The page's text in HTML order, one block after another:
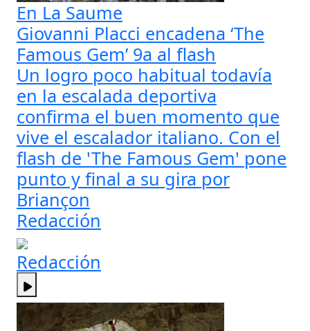
En La Saume
Giovanni Placci encadena ‘The
Famous Gem’ 9a al flash
Un logro poco habitual todavía
en la escalada deportiva
confirma el buen momento que
vive el escalador italiano. Con el
flash de 'The Famous Gem' pone
punto y final a su gira por
Briançon
Redacción
Redacción